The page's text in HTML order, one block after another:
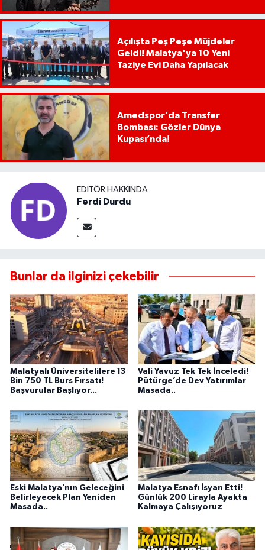
Açılışta Peş Peşe Müjdeler
Geldi! Malatya'ya 10 Yeni
Taziye Evi Daha Yapılacak
Amedspor’da Transfer
Bombası: Gözler Dünya
Kupası’nda!
EDITÖR HAKKINDA
Ferdi Durdu
Bunlar da ilginizi çekebilir
Malatyalı Üniversitelilere 13
Bin 750 TL Burs Fırsatı!
Başvurular Başlıyor...
Vali Yavuz Tek Tek İnceledi!
Pütürge’de Dev Yatırımlar
Masada..
Eski Malatya’nın Geleceğini
Belirleyecek Plan Yeniden
Masada..
Malatya Esnafı İsyan Etti!
Günlük 200 Lirayla Ayakta
Kalmaya Çalışıyoruz